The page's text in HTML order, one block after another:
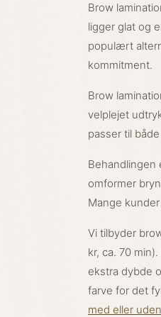
Brow
ligger glat og
populært
kommitment.
Brow
velplejet
passer til
Behandlingen
omformer
Mange
Vi tilbyder
kr, ca. 70
ekstra dybde
farve for det
med eller